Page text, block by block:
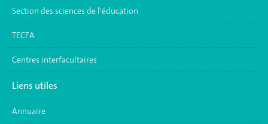
Section des sciences de l'éducation
TECFA
Centres interfacultaires
Liens utiles
Annuaire